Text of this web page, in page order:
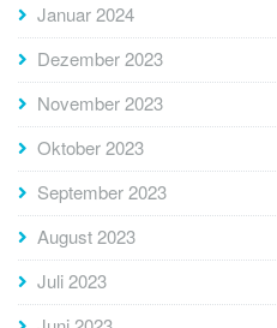
Januar 2024
Dezember 2023
November 2023
Oktober 2023
September 2023
August 2023
Juli 2023